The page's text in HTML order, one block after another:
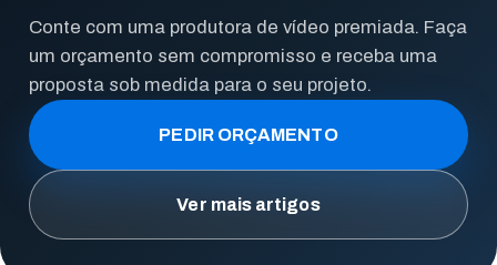
Conte com uma produtora de vídeo premiada. Faça
um orçamento sem compromisso e receba uma
proposta sob medida para o seu projeto.
PEDIR ORÇAMENTO
Ver mais artigos